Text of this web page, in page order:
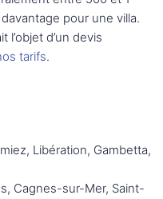
pour une villa.
d’un devis
tarifs.
Libération, Gambetta,
Cagnes-sur-Mer, Saint-